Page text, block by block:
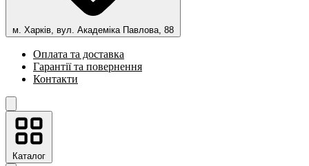
м. Харків, вул. Академіка Павлова, 88
Оплата та доставка
Гарантії та повернення
Контакти
Каталог